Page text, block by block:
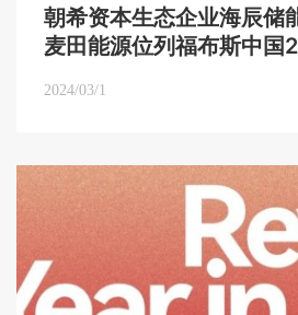
朝希资本生态企业海辰储
麦田能源位列福布斯中国
2024/03/1